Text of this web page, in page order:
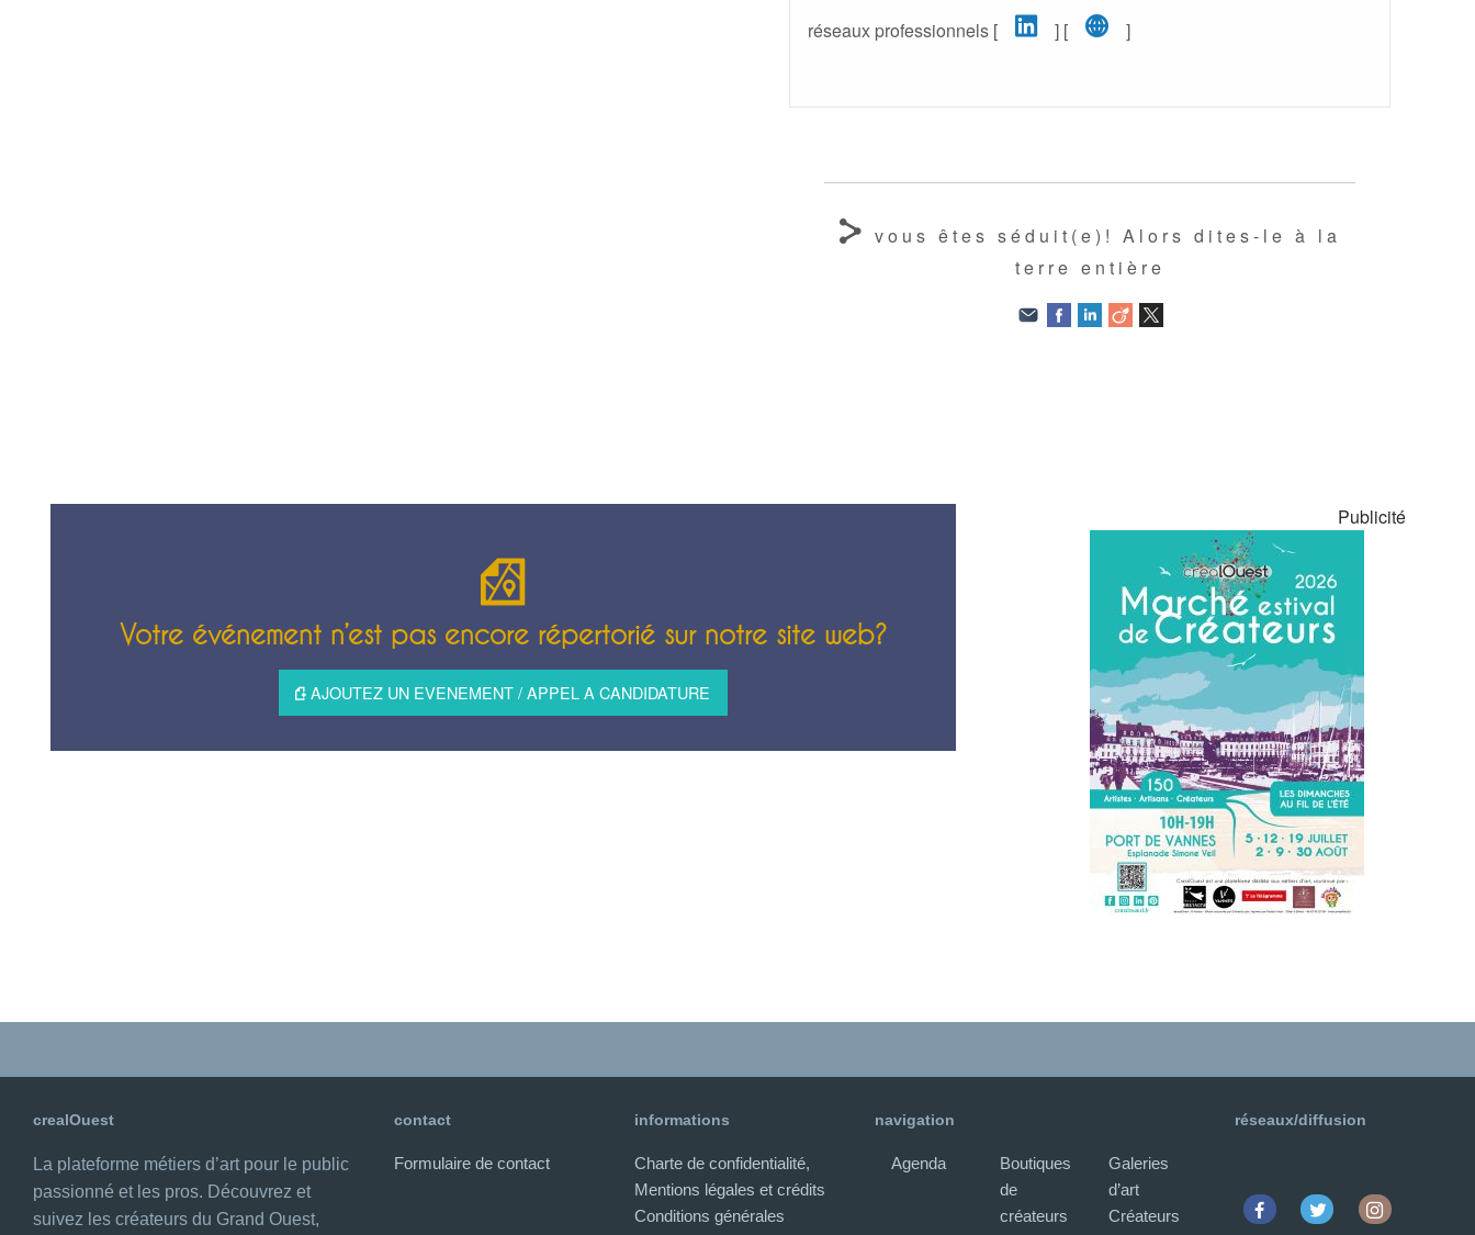
réseaux professionnels [ LinkedIn (nouvelle fenêtre)
] [ Site web pro (nouvelle
]
vous êtes séduit(e)! Alors dites-le à la
terre entière
Votre événement n’est pas encore répertorié sur notre site web?
AJOUTEZ UN EVENEMENT / APPEL A CANDIDATURE
Publicité
crealOuest
La plateforme métiers d’art pour le public
passionné et les pros. Découvrez et
suivez les créateurs du Grand Ouest,
contact
Formulaire de contact
informations
Charte de confidentialité,
Mentions légales et crédits
Conditions générales
navigation
Agenda
Boutiques
de
créateurs
Galeries
d’art
Créateurs
réseaux/diffusion